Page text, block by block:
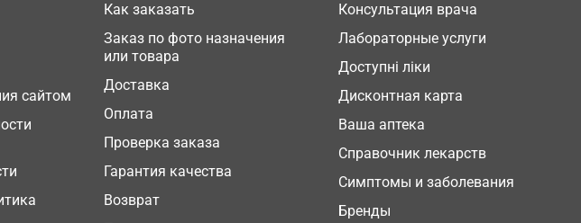
сайтом
Как заказать
Заказ по фото назначения
или товара
Доставка
Оплата
Проверка заказа
Гарантия качества
Возврат
Консультация врача
Лабораторные услуги
Доступні ліки
Дисконтная карта
Ваша аптека
Справочник лекарств
Симптомы и заболевания
Бренды